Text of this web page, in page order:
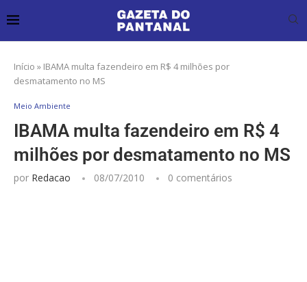
Início » IBAMA multa fazendeiro em R$ 4 milhões por
desmatamento no MS
Meio Ambiente
IBAMA multa fazendeiro em R$ 4
milhões por desmatamento no MS
por Redacao 08/07/2010 0 comentários